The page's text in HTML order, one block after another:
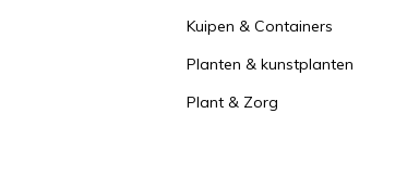
Kuipen & Containers
Planten & kunstplanten
Plant & Zorg